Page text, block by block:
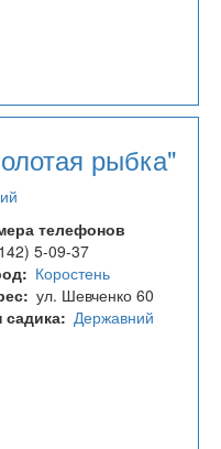
рыбка"
телефонов
5-09-37
Коростень
ул. Шевченко 60
садика
Державний